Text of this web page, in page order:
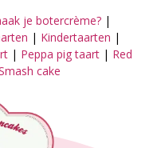
je botercrème?|
| Kindertaarten |
| Peppa pig taart | Red
cake